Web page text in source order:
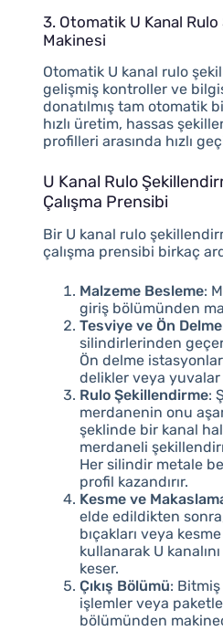
3. Otomatik U Kanal
Makinesi
Otomatik U kanal rulo
gelişmiş kontroller ve
donatılmış tam otomatik
hızlı üretim, hassas
profilleri arasında hızlı
U Kanal Rulo
Çalışma Prensibi
Bir U kanal rulo
çalışma prensibi birkaç
Malzeme Besleme:
giriş bölümünden
Tesviye ve Ön Delme
silindirlerinden
Ön delme
delikler veya
Rulo Şekillendirme:
merdanenin onu
şeklinde bir kanal
merdaneli
Her silindir metale
profil kazandırır.
Kesme ve
elde edildikten
bıçakları veya
kullanarak U
keser.
Çıkış Bölümü: Bitmiş
işlemler veya
bölümünden